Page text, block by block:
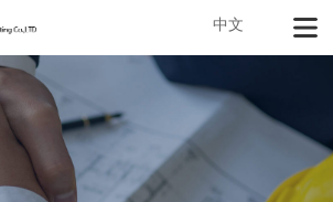
中文